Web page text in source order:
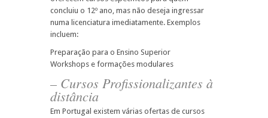
concluiu o 12º ano, mas não deseja ingressar
numa licenciatura imediatamente. Exemplos
incluem:
Preparação para o Ensino Superior
Workshops e formações modulares
– Cursos Profissionalizantes à
distância
Em Portugal existem várias ofertas de cursos